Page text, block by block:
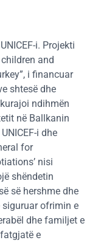
i. Projekti
and
i financuar
shtesë dhe
ndihmën
në Ballkanin
i dhe
for
nisi
shëndetin
së hershme dhe
siguruar ofrimin e
dhe familjet e
e